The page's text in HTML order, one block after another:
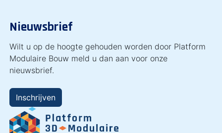
Nieuwsbrief
Wilt u op de hoogte gehouden worden door Platform
Modulaire Bouw meld u dan aan voor onze
nieuwsbrief.
Inschrijven